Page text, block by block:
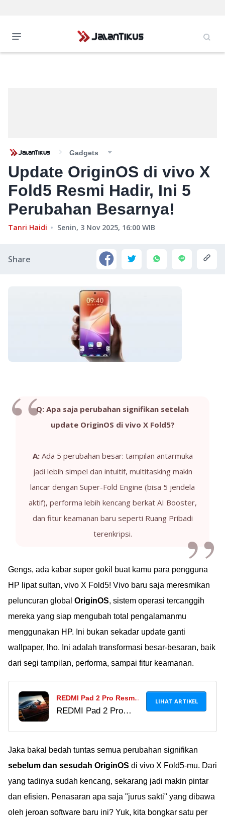
Gadgets
Update OriginOS di vivo X
Fold5 Resmi Hadir, Ini 5
Perubahan Besarnya!
Tanri Haidi Senin, 3 Nov 2025, 16:00 WIB
Share
Q: Apa saja perubahan signifikan setelah
update OriginOS di vivo X Fold5?
A:Ada 5 perubahan besar: tampilan antarmuka
jadi lebih simpel dan intuitif, multitasking makin
lancar dengan Super-Fold Engine (bisa 5 jendela
aktif), performa lebih kencang berkat AI Booster,
dan fitur keamanan baru seperti Ruang Pribadi
terenkripsi.
Gengs, ada kabar super gokil buat kamu para pengguna
HP lipat sultan, vivo X Fold5! Vivo baru saja meresmikan
peluncuran global OriginOS, sistem operasi tercanggih
mereka yang siap mengubah total pengalamanmu
menggunakan HP. Ini bukan sekadar update ganti
wallpaper, lho. Ini adalah transformasi besar-besaran, baik
dari segi tampilan, performa, sampai fitur keamanan.
REDMI Pad 2 Pro Resmi
Rilis Di Indonesia, Tablet
REDMI Pad 2 Pro
pertama dengan
Snapdragon 7s Gen 4,
layar 2.5K 120Hz, dan
Cek harganya di sini!
LIHAT ARTIKEL
Jaka bakal bedah tuntas semua perubahan signifikan
sebelum dan sesudah OriginOS di vivo X Fold5-mu. Dari
yang tadinya sudah kencang, sekarang jadi makin pintar
dan efisien. Penasaran apa saja "jurus sakti" yang dibawa
oleh jeroan software baru ini? Yuk, kita bongkar satu per